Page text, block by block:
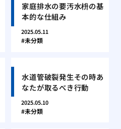
家庭排水の要汚水枡の基
本的な仕組み
2025.05.11
未分類
水道管破裂発生その時あ
なたが取るべき行動
2025.05.10
未分類